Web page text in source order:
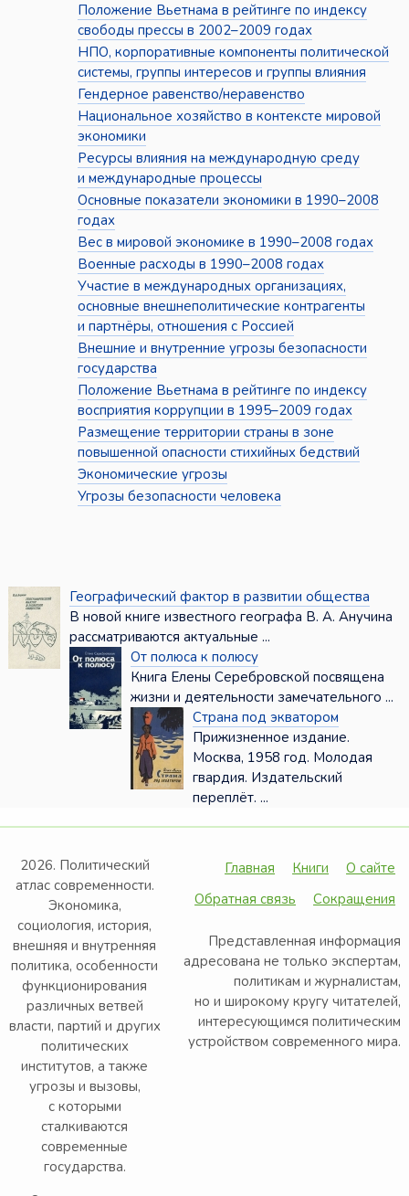
Положение Вьетнама в рейтинге по индексу
свободы прессы в 2002–2009 годах
НПО, корпоративные компоненты политической
системы, группы интересов и группы влияния
Гендерное равенство/неравенство
Национальное хозяйство в контексте мировой
экономики
Ресурсы влияния на международную среду
и международные процессы
Основные показатели экономики в 1990–2008
годах
Вес в мировой экономике в 1990–2008 годах
Военные расходы в 1990–2008 годах
Участие в международных организациях,
основные внешнеполитические контрагенты
и партнёры, отношения с Россией
Внешние и внутренние угрозы безопасности
государства
Положение Вьетнама в рейтинге по индексу
восприятия коррупции в 1995–2009 годах
Размещение территории страны в зоне
повышенной опасности стихийных бедствий
Экономические угрозы
Угрозы безопасности человека
Географический фактор в развитии общества
В новой книге известного географа В. А. Анучина
рассматриваются актуальные ...
От полюса к полюсу
Книга Елены Серебровской посвящена
жизни и деятельности замечательного ...
Страна под экватором
Прижизненное издание.
Москва, 1958 год. Молодая
гвардия. Издательский
переплёт. ...
2026. Политический
атлас современности.
Экономика,
социология, история,
внешняя и внутренняя
политика, особенности
функционирования
различных ветвей
власти, партий и других
политических
институтов, а также
угрозы и вызовы,
с которыми
сталкиваются
современные
государства.
Главная Книги
О сайте
Обратная связь
Сокращения
Представленная информация
адресована не только экспертам,
политикам и журналистам,
но и широкому кругу читателей,
интересующимся политическим
устройством современного мира.